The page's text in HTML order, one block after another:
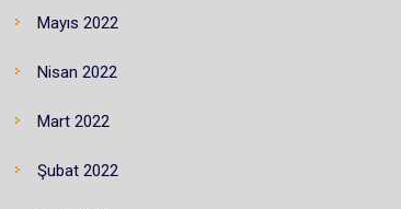
Mayıs 2022
Nisan 2022
Mart 2022
Şubat 2022